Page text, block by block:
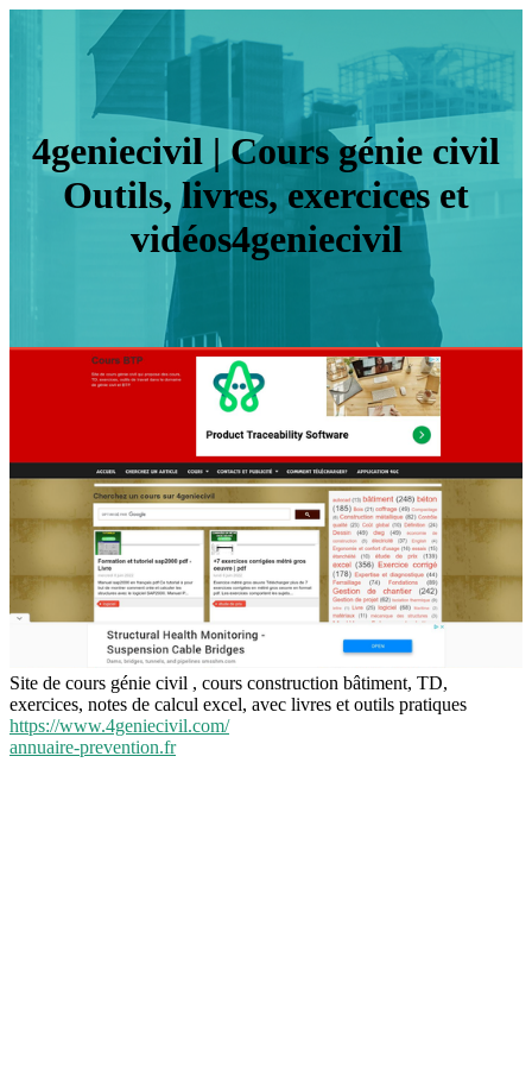
4geniecivil | Cours génie civil
Outils, livres, exercices et
vidéos4geniecivil
Site de cours génie civil , cours construction bâtiment, TD,
exercices, notes de calcul excel, avec livres et outils pratiques
https://www.4geniecivil.com/
annuaire-prevention.fr